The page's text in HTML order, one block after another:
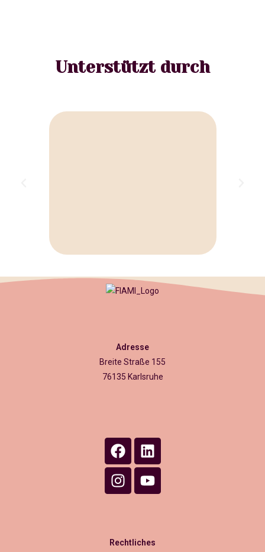
Unterstützt durch
Adresse
Breite Straße 155
76135 Karlsruhe
Rechtliches